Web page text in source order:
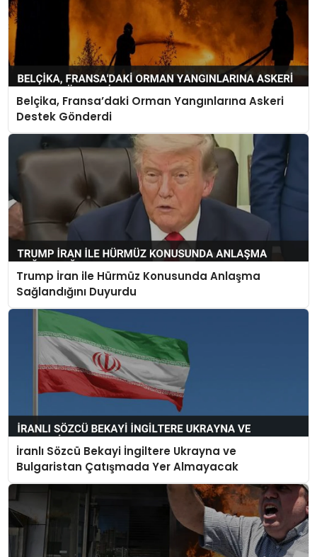
Belçika, Fransa’daki Orman Yangınlarına Askeri
Destek Gönderdi
Trump İran ile Hürmüz Konusunda Anlaşma
Sağlandığını Duyurdu
İranlı Sözcü Bekayi İngiltere Ukrayna ve
Bulgaristan Çatışmada Yer Almayacak